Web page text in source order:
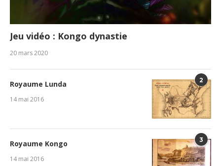
Jeu vidéo : Kongo dynastie
20 mars 2020
2
Royaume Lunda
14 mai 2016
3
Royaume Kongo
14 mai 2016